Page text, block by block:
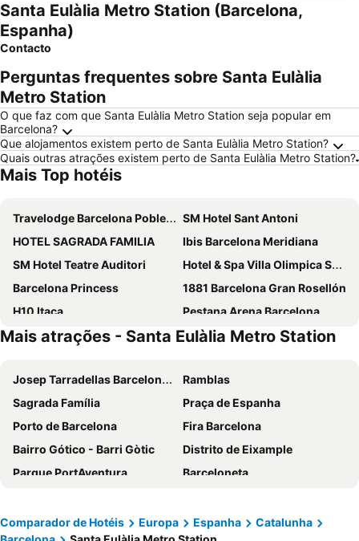
Santa Eulàlia Metro Station (Barcelona,
Espanha)
Contacto
Perguntas frequentes sobre Santa Eulàlia
Metro Station
O que faz com que Santa Eulàlia Metro Station seja popular em
Barcelona?
Que alojamentos existem perto de Santa Eulàlia Metro Station?
Quais outras atrações existem perto de Santa Eulàlia Metro Station?
Mais Top hotéis
Travelodge Barcelona Poblenou
SM Hotel Sant Antoni
HOTEL SAGRADA FAMILIA
Ibis Barcelona Meridiana
SM Hotel Teatre Auditori
Hotel & Spa Villa Olimpica Suites
Barcelona Princess
1881 Barcelona Gran Rosellón
H10 Itaca
Pestana Arena Barcelona
Hotel Alimara
Ilunion Les Corts Spa
Aparthotel Atenea Barcelona
Eurostars Grand Marina
The Mo House Gotic
NH Sants Barcelona
Barcelo Raval
Ikonik Ramblas
Ikonik Anglí
NH Collection Barcelona Constanza
H10 Marina Barcelona
NH Barcelona Stadium
Evenia Rossello
HCC Montblanc
Mais atrações - Santa Eulàlia Metro Station
Josep Tarradellas Barcelona–El Prat Airport
Ramblas
Sagrada Família
Praça de Espanha
Porto de Barcelona
Fira Barcelona
Bairro Gótico - Barri Gòtic
Distrito de Eixample
Parque PortAventura
Barceloneta
Baqueira Beret
Estádio Olímpico de Montjuïc
Comparador de Hotéis Europa Espanha
Catalunha